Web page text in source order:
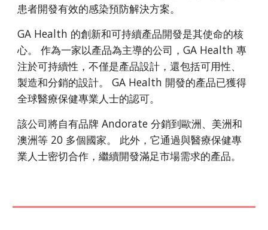
患者開發有效的感染預防解決方案。
GA Health 的創新和可持續產品開發是其使命的核
心。 作為一家以產品為主導的公司，GA Health 專
注於可持續性，不僅是產品設計，還包括可用性、
製造和分銷的設計。 GA Health 開發的產品已獲得
全球醫療保健專業人士的認可。
該公司將自有品牌 Andorate 分銷到歐洲、美洲和
澳洲等 20 多個國家。 此外，它通過與醫療保健專
業人士密切合作，繼續開發滿足市場需求的產品。